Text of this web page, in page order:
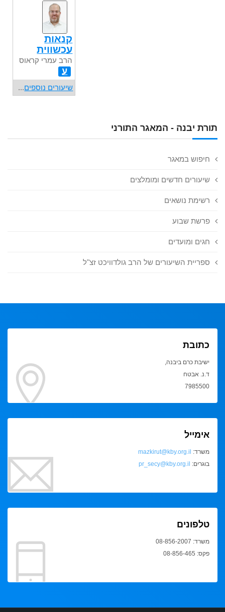
תורת יבנה - המאגר התורני
חיפוש במאגר
שיעורים חדשים ומומלצים
רשימת נושאים
פרשת שבוע
חגים ומועדים
ספריית השיעורים של הרב גולדוויכט זצ"ל
קנאות
עכשווית
הרב עמרי קראוס
ע
שיעורים נוספים...
כתובת
ישיבת כרם ביבנה,
ד.נ. אבטח
7985500
אימייל
משרד: mazkirut@kby.org.il
בוגרים: pr_secy@kby.org.il
טלפונים
משרד: 08-856-2007
פקס: 08-856-465